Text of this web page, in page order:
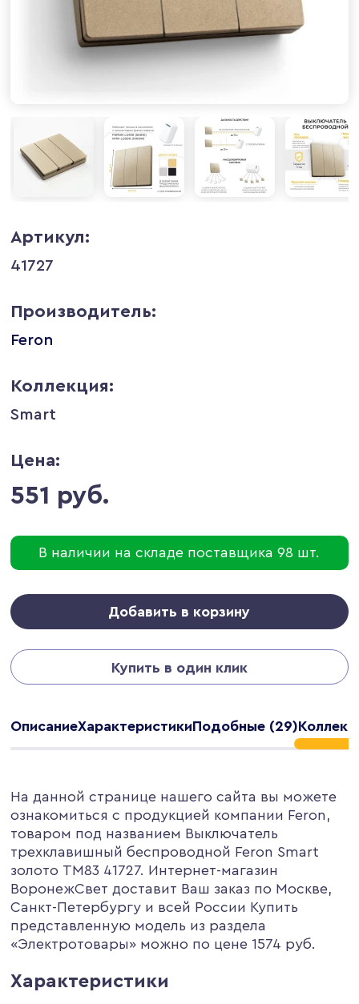
Артикул:
41727
Производитель:
Feron
Коллекция:
Smart
Цена:
551 руб.
В наличии на складе поставщика 98 шт.
Добавить в корзину
Купить в один клик
ОписаниеХарактеристикиПодобные (29)
На данной странице нашего сайта вы можете
ознакомиться с продукцией компании Feron,
товаром под названием Выключатель
трехклавишный беспроводной Feron Smart
золото TM83 41727. Интернет-магазин
ВоронежСвет доставит Ваш заказ по Москве,
Санкт-Петербургу и всей России Купить
представленную модель из раздела
«Электротовары» можно по цене 1574 руб.
Характеристики